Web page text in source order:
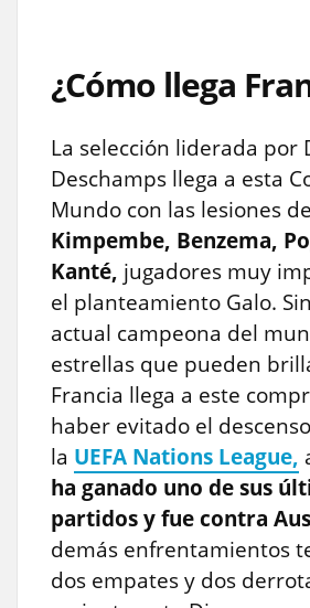
¿Cómo llega
La selección liderada por
Deschamps llega a esta
Mundo con las lesiones de
Kimpembe, Benzema,
Kanté, jugadores muy
el planteamiento Galo.
actual campeona del
estrellas que pueden
Francia llega a este
haber evitado el
la UEFA Nations League,
ha ganado uno de sus
partidos y fue contra
demás enfrentamientos
dos empates y dos